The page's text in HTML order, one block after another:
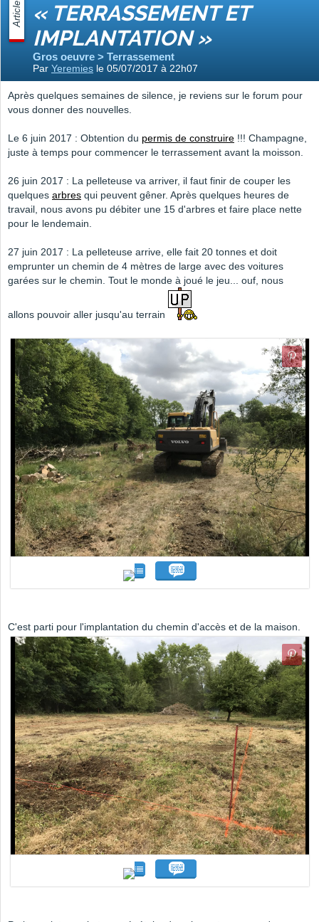
Article « TERRASSEMENT ET
IMPLANTATION »
Gros oeuvre > Terrassement
Par Yeremies le 05/07/2017 à 22h07
Après quelques semaines de silence, je reviens sur le forum pour
vous donner des nouvelles.
Le 6 juin 2017 : Obtention du permis de construire !!! Champagne,
juste à temps pour commencer le terrassement avant la moisson.
26 juin 2017 : La pelleteuse va arriver, il faut finir de couper les
quelques arbres qui peuvent gêner. Après quelques heures de
travail, nous avons pu débiter une 15 d'arbres et faire place nette
pour le lendemain.
27 juin 2017 : La pelleteuse arrive, elle fait 20 tonnes et doit
emprunter un chemin de 4 mètres de large avec des voitures
garées sur le chemin. Tout le monde à joué le jeu... ouf, nous
allons pouvoir aller jusqu'au terrain
C'est parti pour l'implantation du chemin d'accès et de la maison.